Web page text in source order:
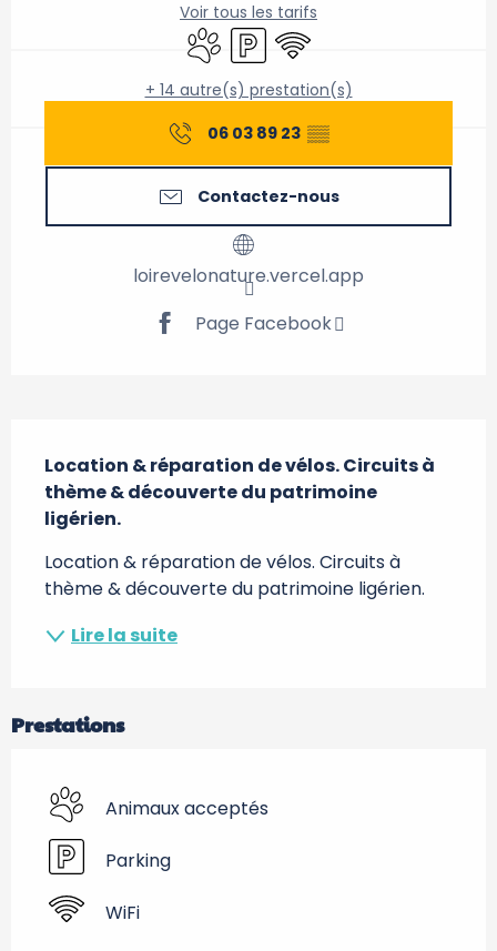
Voir tous les tarifs
Animaux acceptés
ParkingWiFi
+ 14 autre(s) prestation(s)
06 03 89 23 ▒▒
Contactez-nous
loirevelonature.vercel.app
Page Facebook
Location & réparation de vélos. Circuits à
thème & découverte du patrimoine
ligérien.
Location & réparation de vélos. Circuits à
thème & découverte du patrimoine ligérien.
Lire la suite
Prestations
Animaux acceptés
Parking
WiFi